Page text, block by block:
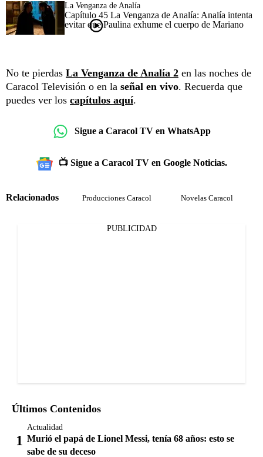
La Venganza de Analía
Capítulo 45 La Venganza de Analía: Analía intenta
evitar que Paulina exhume el cuerpo de Mariano
No te pierdas La Venganza de Analía 2 en las noches de
Caracol Televisión o en la señal en vivo. Recuerda que
puedes ver los capítulos aquí.
Sigue a Caracol TV en WhatsApp
📺 Sigue a Caracol TV en Google Noticias.
Relacionados Producciones Caracol Novelas Caracol
PUBLICIDAD
Últimos Contenidos
Actualidad
Murió el papá de Lionel Messi, tenía 68 años: esto se
sabe de su deceso